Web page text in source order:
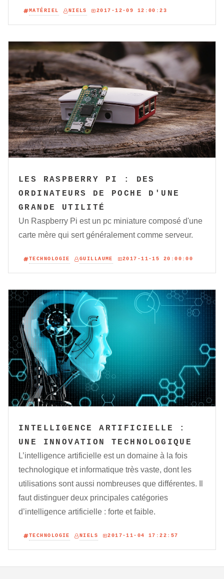
MATÉRIEL NIELS 2017-12-09 12:00:23
LES RASPBERRY PI : DES
ORDINATEURS DE POCHE D'UNE
GRANDE UTILITÉ
Un Raspberry Pi est un pc miniature composé d'une
carte mère qui sert généralement comme serveur.
TECHNOLOGIE GUILLAUME 2017-11-15 20:00:00
INTELLIGENCE ARTIFICIELLE :
UNE INNOVATION TECHNOLOGIQUE
L’intelligence artificielle est un domaine à la fois
technologique et informatique très vaste, dont les
utilisations sont aussi nombreuses que différentes. Il
faut distinguer deux principales catégories
d’intelligence artificielle : forte et faible.
TECHNOLOGIE NIELS 2017-11-04 17:22:57